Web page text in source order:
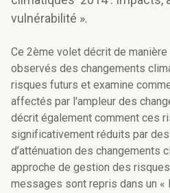
vulnérabilité ».
Ce 2ème volet décrit de
observés des changements
risques futurs et examine
affectés par l'ampleur des
décrit également comment ces
significativement réduits par
d’atténuation des changements
approche de gestion des
messages sont repris dans un «